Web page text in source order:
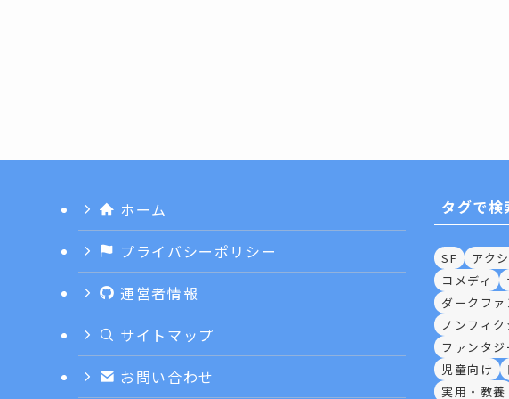
ホーム
プライバシーポリシー
運営者情報
サイトマップ
お問い合わせ
タグで検
SF アク
コメディ
ダークフ
ノンフィク
ファンタジ
児童向け
実用・教養